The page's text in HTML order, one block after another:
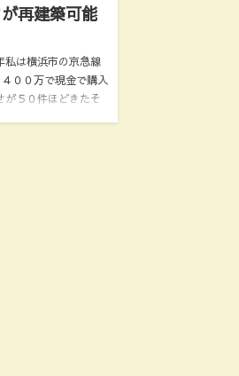
再建築可能
私は横浜市の京急線
００万で現金で購入
が５０件ほどきたそ